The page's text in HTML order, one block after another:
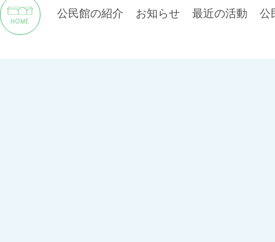
公民館の紹介 お知らせ 最近の活動 公